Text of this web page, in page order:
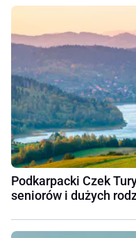
Podkarpacki Czek
seniorów i dużych